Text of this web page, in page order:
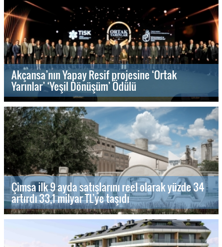
Akçansa’nın Yapay Resif projesine ‘Ortak
Yarınlar’ ‘Yeşil Dönüşüm’ Ödülü
Çimsa ilk 9 ayda satışlarını reel olarak yüzde 34
artırdı 33,1 milyar TL’ye taşıdı